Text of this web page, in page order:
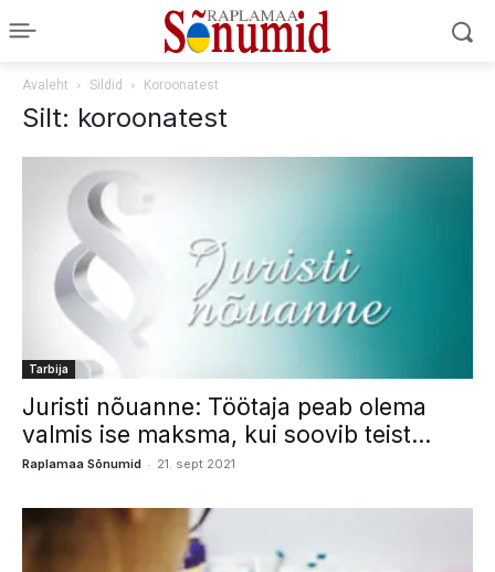
Avaleht Sildid Koroonatest
Silt: koroonatest
Tarbija
Juristi nõuanne: Töötaja peab olema
valmis ise maksma, kui soovib teist...
Raplamaa Sõnumid - 21. sept 2021